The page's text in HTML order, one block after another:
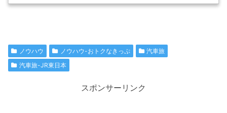
ノウハウ ノウハウ-おトクなきっぷ
汽車旅
汽車旅-JR東日本
スポンサーリンク